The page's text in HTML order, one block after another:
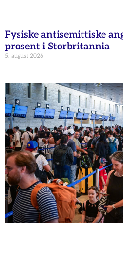
Fysiske antisemittiske
prosent i Storbritannia
5. august 2026